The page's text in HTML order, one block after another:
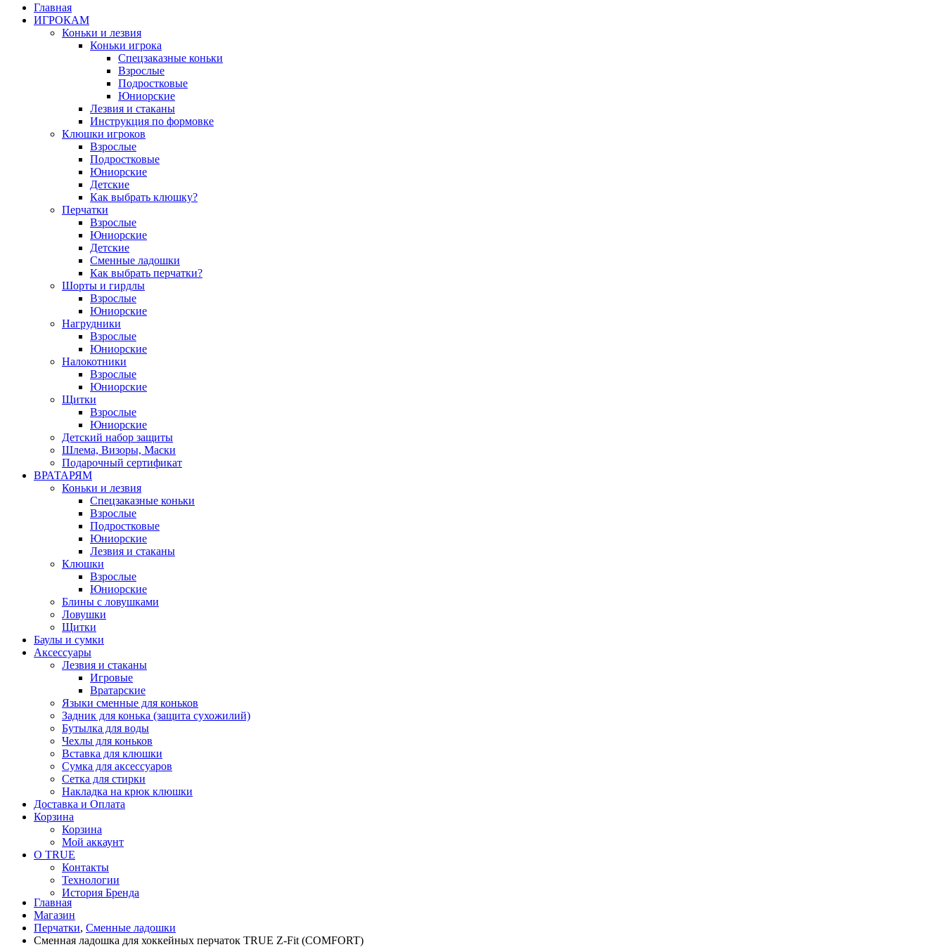
Главная
ИГРОКАМ
Коньки и лезвия
Коньки игрока
Спецзаказные коньки
Взрослые
Подростковые
Юниорские
Лезвия и стаканы
Инструкция по формовке
Клюшки игроков
Взрослые
Подростковые
Юниорские
Детские
Как выбрать клюшку?
Перчатки
Взрослые
Юниорские
Детские
Сменные ладошки
Как выбрать перчатки?
Шорты и гирдлы
Взрослые
Юниорские
Нагрудники
Взрослые
Юниорские
Налокотники
Взрослые
Юниорские
Щитки
Взрослые
Юниорские
Детский набор защиты
Шлема, Визоры, Маски
Подарочный сертификат
ВРАТАРЯМ
Коньки и лезвия
Спецзаказные коньки
Взрослые
Подростковые
Юниорские
Лезвия и стаканы
Клюшки
Взрослые
Юниорские
Блины с ловушками
Ловушки
Щитки
Баулы и сумки
Аксессуары
Лезвия и стаканы
Игровые
Вратарские
Языки сменные для коньков
Задник для конька (защита сухожилий)
Бутылка для воды
Чехлы для коньков
Вставка для клюшки
Сумка для аксессуаров
Сетка для стирки
Накладка на крюк клюшки
Доставка и Оплата
Корзина
Корзина
Мой аккаунт
О TRUE
Контакты
Технологии
История Бренда
Главная
Магазин
Перчатки, Сменные ладошки
Cменная ладошка для хоккейных перчаток TRUE Z-Fit (COMFORT)